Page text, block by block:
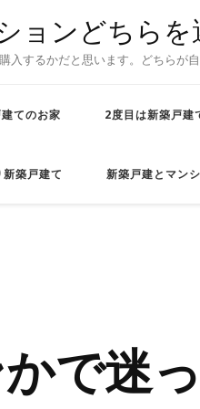
ョンどちらを
するかだと思います。どちらが
てのお家 2度目は新築戸建
築戸建て 新築戸建とマン
で迷